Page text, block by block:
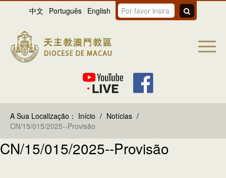
中文 Português English
A Sua Localização： Início / Notícias /
CN/15/015/2025--Provisão
CN/15/015/2025--Provisão